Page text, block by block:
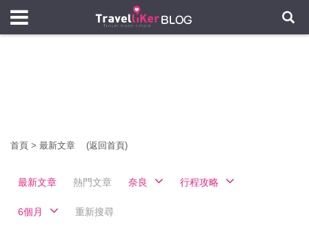
首頁 > 最新文章 (返回首頁)
最新文章 熱門文章 奈良 行程攻略
6個月 重新搜尋